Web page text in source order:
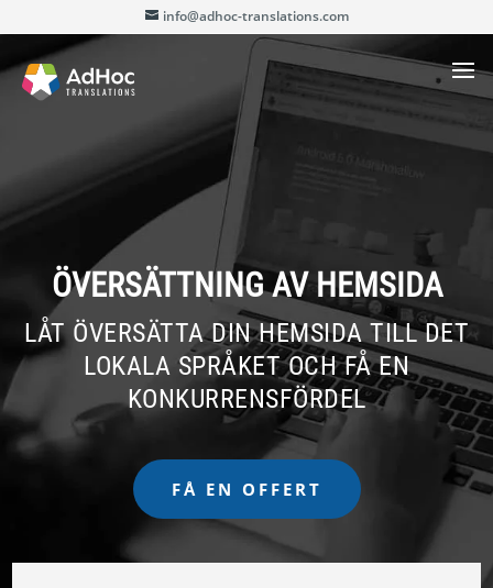
info@adhoc-translations.com
ÖVERSÄTTNING AV HEMSIDA
LÅT ÖVERSÄTTA DIN HEMSIDA TILL DET
LOKALA SPRÅKET OCH FÅ EN
KONKURRENSFÖRDEL
FÅ EN OFFERT